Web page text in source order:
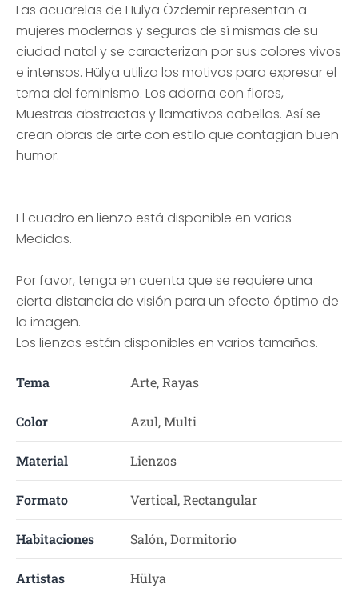
Las acuarelas de Hülya Özdemir representan a
mujeres modernas y seguras de sí mismas de su
ciudad natal y se caracterizan por sus colores vivos
e intensos. Hülya utiliza los motivos para expresar el
tema del feminismo. Los adorna con flores,
Muestras abstractas y llamativos cabellos. Así se
crean obras de arte con estilo que contagian buen
humor.
El cuadro en lienzo está disponible en varias
Medidas.
Por favor, tenga en cuenta que se requiere una
cierta distancia de visión para un efecto óptimo de
la imagen.
Los lienzos están disponibles en varios tamaños.
Tema Arte, Rayas
Color Azul, Multi
Material Lienzos
Formato Vertical, Rectangular
Habitaciones Salón, Dormitorio
Artistas Hülya